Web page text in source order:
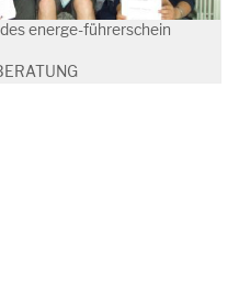
energe-führerschein